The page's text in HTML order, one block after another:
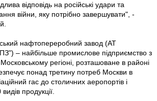
відповідь на російські удари та
війни, яку потрібно завершувати", -
нафтопереробний завод (АТ
– найбільше промислове підприємство з
регіоні, розташоване в районі
понад третину потреб Москви в
гас до столичних аеропортів і
продукції.